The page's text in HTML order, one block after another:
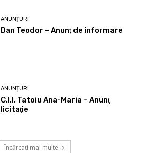
ANUNȚURI
Dan Teodor – Anunţ de informare
ANUNȚURI
C.I.I. Tatoiu Ana-Maria – Anunţ
licitaţie
Încărcați mai multe